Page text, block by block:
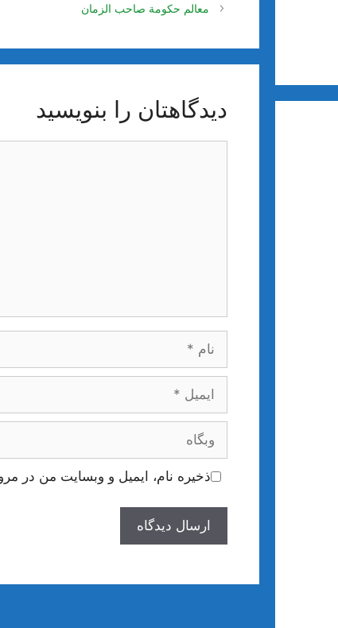
نوشته‌هامعالم حكومة صاحب الزمان
دیدگاهتان را بنویسید
ایمیل
وبگاه
ذخیره نام، ایمیل و وبسایت من در